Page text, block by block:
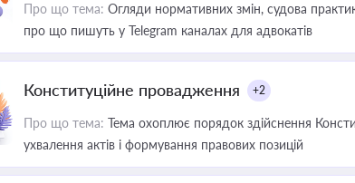
Про що тема: Огляди нормативних змін, судова
про що пишуть у Telegram каналах для адвокатів
Конституційне провадження +2
Про що тема: Тема охоплює порядок здійснення
ухвалення актів і формування правових позицій